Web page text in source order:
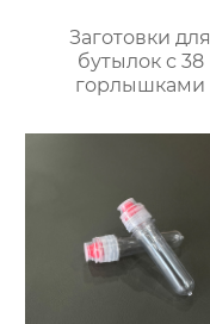
Заготовки для
бутылок с 38
горлышками